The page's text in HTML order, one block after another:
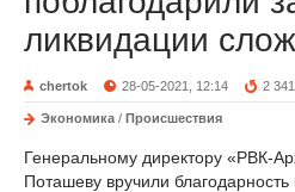
ликвидации
chertok 28-05-2021, 12:14 2 341
Экономика / Происшествия
Генеральному директору «РВК-
Поташеву вручили благодарность